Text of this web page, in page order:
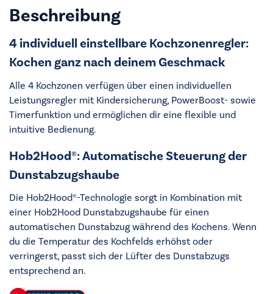
Beschreibung
4 individuell einstellbare Kochzonenregler:
Kochen ganz nach deinem Geschmack
Alle 4 Kochzonen verfügen über einen individuellen
Leistungsregler mit Kindersicherung, PowerBoost- sowie
Timerfunktion und ermöglichen dir eine flexible und
intuitive Bedienung.
Hob2Hood®: Automatische Steuerung der
Dunstabzugshaube
Die Hob2Hood®-Technologie sorgt in Kombination mit
einer Hob2Hood Dunstabzugshaube für einen
automatischen Dunstabzug während des Kochens. Wenn
du die Temperatur des Kochfelds erhöhst oder
verringerst, passt sich der Lüfter des Dunstabzugs
entsprechend an.